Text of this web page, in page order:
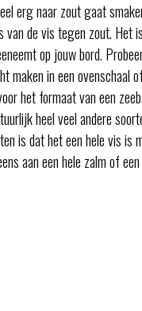
erg naar zout gaat
van de vis tegen zout. Het
op jouw bord.
maken in een ovenschaal
het formaat van een
heel veel andere
is dat het een hele vis is
aan een hele zalm of